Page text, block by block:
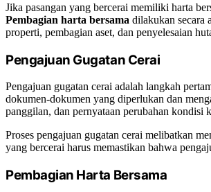
Jika pasangan yang bercerai memiliki harta
Pembagian harta bersama dilakukan secara
properti, pembagian aset, dan penyelesaian
Pengajuan Gugatan Cerai
Pengajuan gugatan cerai adalah langkah
dokumen-dokumen yang diperlukan dan
panggilan, dan pernyataan perubahan kondisi
Proses pengajuan gugatan cerai melibatkan
yang bercerai harus memastikan bahwa
Pembagian Harta Bersama